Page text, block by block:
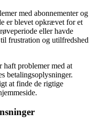
med abonnementer og
er blevet opkrævet for et
eller havde
frustration og utilfredshed
haft problemer med at
betalingsoplysninger.
at finde de rigtige